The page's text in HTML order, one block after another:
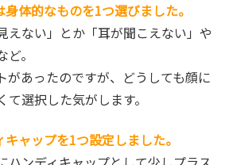
体的なものを1つ選びました。
えない」とか「耳が聞こえない」や
。
があったのですが、どうしても顔に
選択した気がします。
ャップを1つ設定しました。